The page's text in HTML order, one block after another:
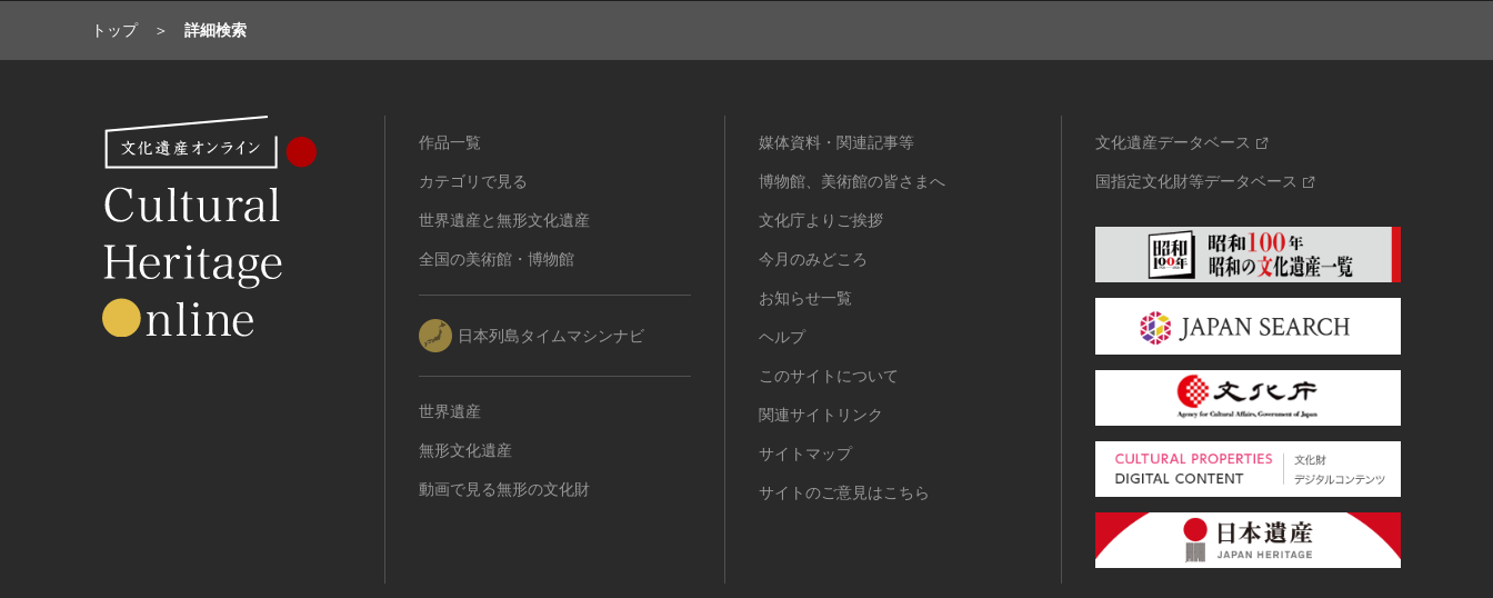
トップ 詳細検索
作品一覧
カテゴリで見る
世界遺産と無形文化遺産
全国の美術館・博物館
日本列島タイムマシンナビ
世界遺産
無形文化遺産
動画で見る無形の文化財
媒体資料・関連記事等
博物館、美術館の皆さまへ
文化庁よりご挨拶
今月のみどころ
お知らせ一覧
ヘルプ
このサイトについて
関連サイトリンク
サイトマップ
サイトのご意見はこちら
文化遺産データベース
国指定文化財等データベース